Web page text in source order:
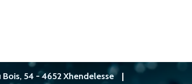
Bois, 54 - 4652 Xhendelesse|